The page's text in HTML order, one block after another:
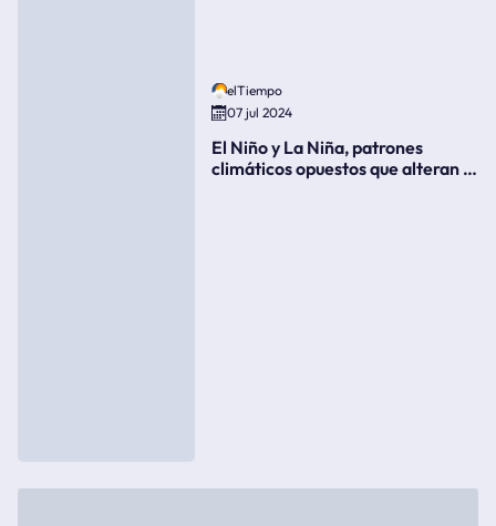
elTiempo
07 jul 2024
El Niño y La Niña, patrones
climáticos opuestos que alteran la